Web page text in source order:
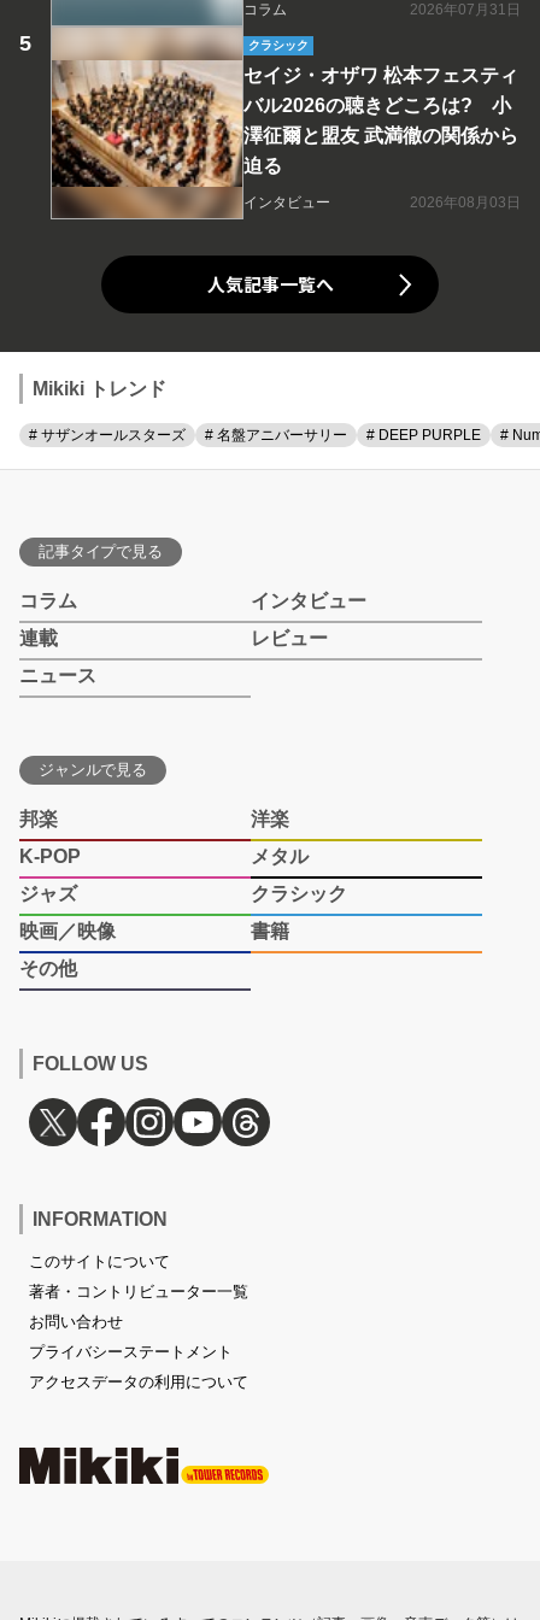
コラム 2026年07月31日
クラシック
セイジ・オザワ 松本フェスティ
バル2026の聴きどころは? 小
澤征爾と盟友 武満徹の関係から
迫る
インタビュー 2026年08月03日
人気記事一覧へ
Mikiki トレンド
# サザンオールスターズ # 名盤アニバーサリー # DEEP PURPLE #
記事タイプで見る
コラム
インタビュー
連載
レビュー
ニュース
ジャンルで見る
邦楽
洋楽
K-POP
メタル
ジャズ
クラシック
映画／映像
書籍
その他
FOLLOW US
INFORMATION
このサイトについて
著者・コントリビューター一覧
お問い合わせ
プライバシーステートメント
アクセスデータの利用について